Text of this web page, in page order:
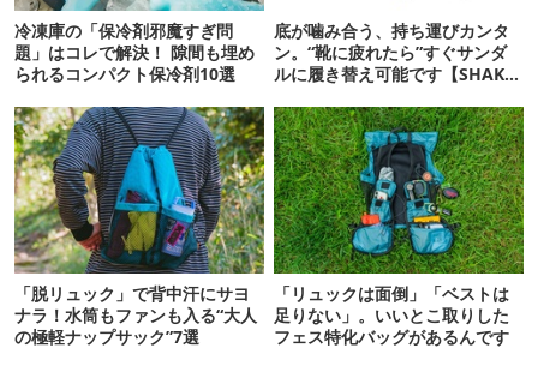
冷凍庫の「保冷剤邪魔すぎ問
題」はコレで解決！ 隙間も埋め
られるコンパクト保冷剤10選
底が噛み合う、持ち運びカンタ
ン。“靴に疲れたら”すぐサンダ
ルに履き替え可能です【SHAKA
「脱リュック」で背中汗にサヨ
ナラ！水筒もファンも入る“大人
の極軽ナップサック”7選
「リュックは面倒」「ベストは
足りない」。いいとこ取りした
フェス特化バッグがあるんです